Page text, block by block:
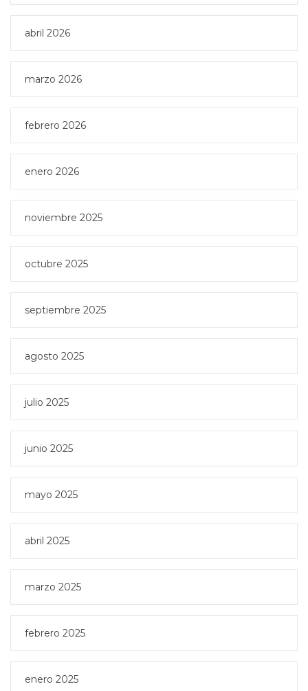
abril 2026
marzo 2026
febrero 2026
enero 2026
noviembre 2025
octubre 2025
septiembre 2025
agosto 2025
julio 2025
junio 2025
mayo 2025
abril 2025
marzo 2025
febrero 2025
enero 2025